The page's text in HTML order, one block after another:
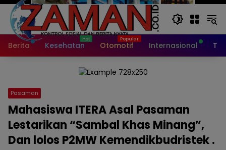
Berita Kesehatan Otomotif Internasional
Pasaman
Mahasiswa ITERA Asal Pasaman
Lestarikan “Sambal Khas Minang”,
Dan lolos P2MW Kemendikbudristek .